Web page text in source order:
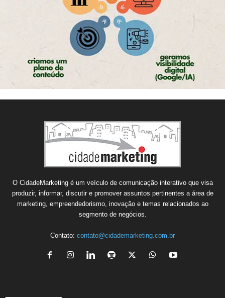
O CidadeMarketing é um veículo de comunicação interativo que visa
produzir, informar, discutir e promover assuntos pertinentes a área de
marketing, empreendedorismo, inovação e temas relacionados ao
segmento de negócios.
Contato: contato@cidademarketing.com.br